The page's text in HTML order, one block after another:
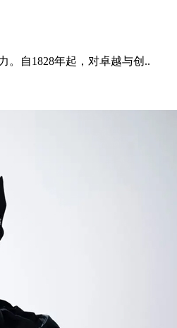
。自1828年起，对卓越与创..